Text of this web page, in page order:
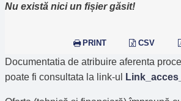
Nu există nici un fișier găsit!
PRINT CSV
Documentatia de atribuire aferenta
poate fi consultata la link-ul